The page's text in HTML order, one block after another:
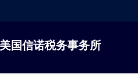
美国信诺税务事务所